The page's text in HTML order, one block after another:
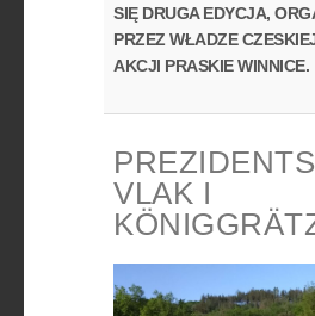
SIĘ DRUGA EDYCJA,
PRZEZ WŁADZE
AKCJI PRASKIE WINNICE.
VLAK I